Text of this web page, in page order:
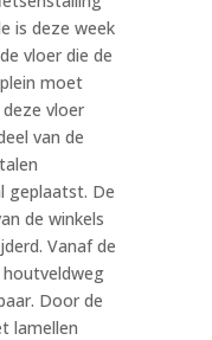
is deze week
vloer die de
moet
vloer
van de
geplaatst. De
de winkels
Vanaf de
Door de
lamellen